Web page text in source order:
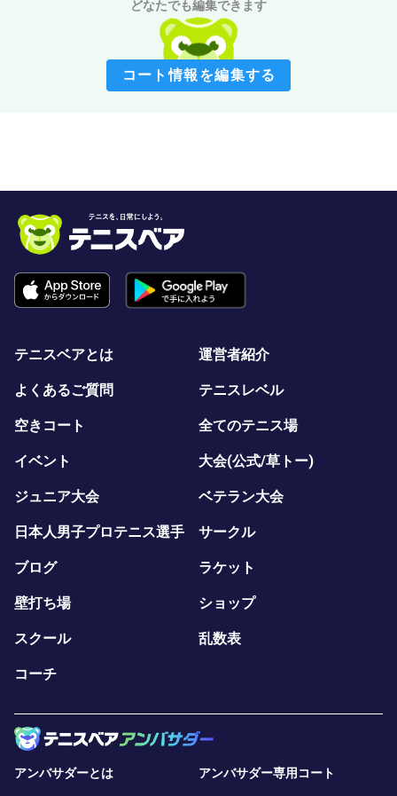
どなたでも編集できます
コート情報を編集する
テニスベアとは 運営者紹介
よくあるご質問 テニスレベル
空きコート 全てのテニス場
イベント 大会(公式/草トー)
ジュニア大会 ベテラン大会
日本人男子プロテニス選手 サークル
ブログ ラケット
壁打ち場 ショップ
スクール 乱数表
コーチ
アンバサダーとは アンバサダー専用コート